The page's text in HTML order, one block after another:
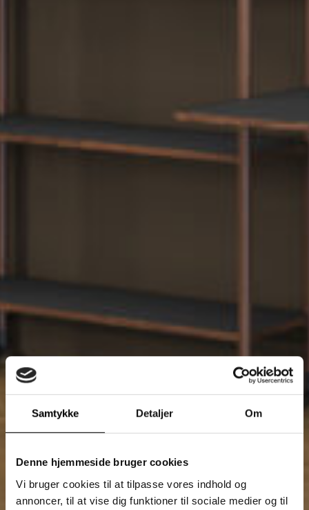
Samtykke Detaljer Om
Denne hjemmeside bruger cookies
Vi bruger cookies til at tilpasse vores indhold og
annoncer, til at vise dig funktioner til sociale medier og til